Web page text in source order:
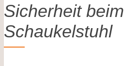
Sicherheit beim
Schaukelstuhl